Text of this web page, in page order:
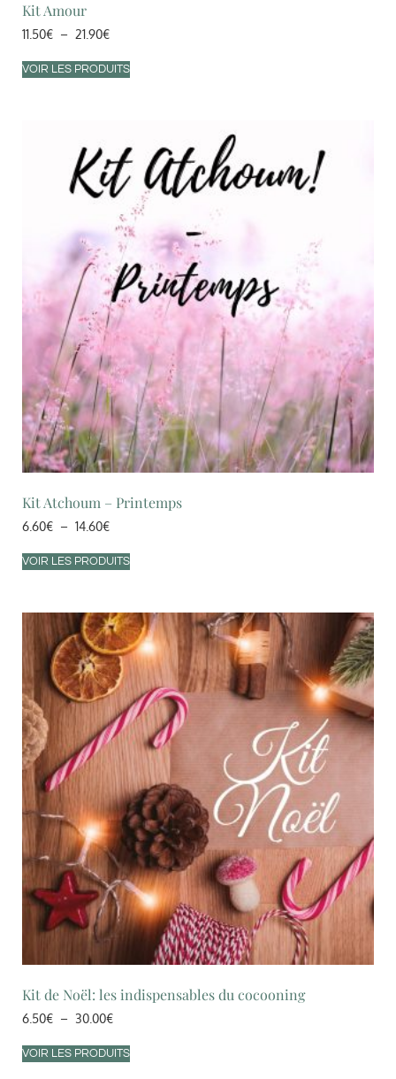
Kit Amour
11.50€ – 21.90€
VOIR LES PRODUITS
Kit Atchoum – Printemps
6.60€ – 14.60€
VOIR LES PRODUITS
Kit de Noël: les indispensables du cocooning
6.50€ – 30.00€
VOIR LES PRODUITS